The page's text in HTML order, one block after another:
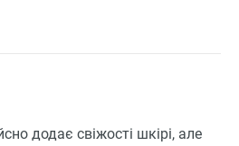
додає свіжості шкірі, але